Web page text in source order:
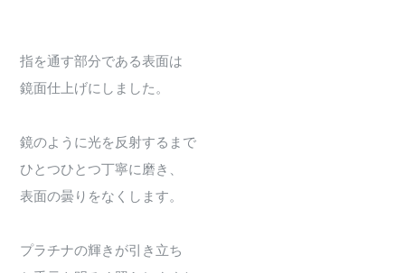
指を通す部分である表面は
鏡面仕上げにしました。
鏡のように光を反射するまで
ひとつひとつ丁寧に磨き、
表面の曇りをなくします。
プラチナの輝きが引き立ち